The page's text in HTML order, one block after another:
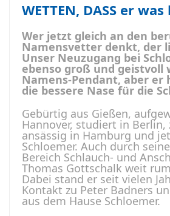
WETTEN, DASS er
Wer jetzt gleich an den
Namensvetter denkt, der
Unser Neuzugang bei
ebenso groß und geistvoll
Namens-Pendant, aber
die bessere Nase für die
Gebürtig aus Gießen,
Hannover, studiert in Berlin,
ansässig in Hamburg und
Schloemer. Auch durch
Bereich Schlauch- und
Thomas Gottschalk weit
Dabei stand er seit vielen
Kontakt zu Peter Badners
aus dem Hause Schloemer.